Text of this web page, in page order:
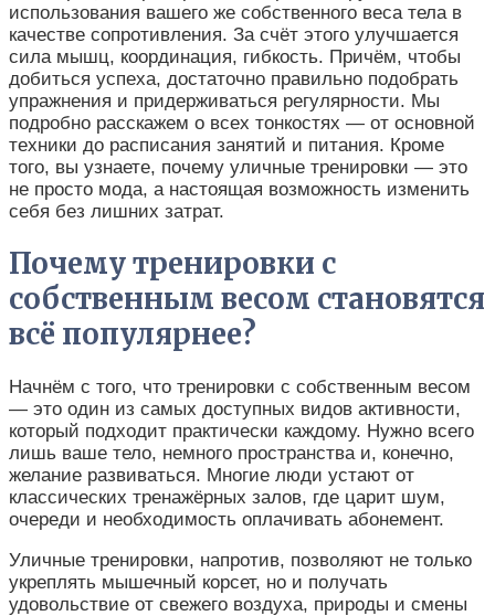
использования вашего же собственного веса тела в
качестве сопротивления. За счёт этого улучшается
сила мышц, координация, гибкость. Причём, чтобы
добиться успеха, достаточно правильно подобрать
упражнения и придерживаться регулярности. Мы
подробно расскажем о всех тонкостях — от основной
техники до расписания занятий и питания. Кроме
того, вы узнаете, почему уличные тренировки — это
не просто мода, а настоящая возможность изменить
себя без лишних затрат.
Почему тренировки с
собственным весом становятся
всё популярнее?
Начнём с того, что тренировки с собственным весом
— это один из самых доступных видов активности,
который подходит практически каждому. Нужно всего
лишь ваше тело, немного пространства и, конечно,
желание развиваться. Многие люди устают от
классических тренажёрных залов, где царит шум,
очереди и необходимость оплачивать абонемент.
Уличные тренировки, напротив, позволяют не только
укреплять мышечный корсет, но и получать
удовольствие от свежего воздуха, природы и смены